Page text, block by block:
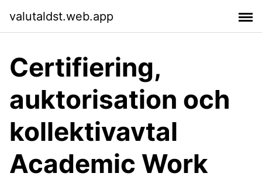
valutaldst.web.app
Certifiering,
auktorisation och
kollektivavtal
Academic Work